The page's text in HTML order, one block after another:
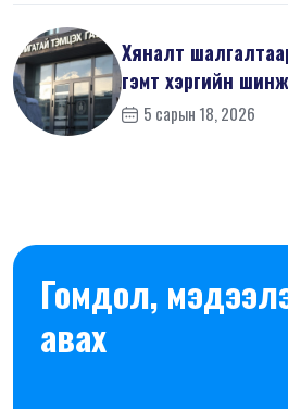
Хяналт
гэмт хэргийн
5 сарын 18, 2026
Гомдол,
авах